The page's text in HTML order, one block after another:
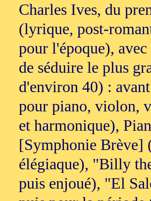
Charles Ives, du
(lyrique, post-
pour l'époque),
de séduire le plus
d'environ 40) :
pour piano, violon,
et harmonique),
[Symphonie Brève]
élégiaque), "Billy
puis enjoué), "El